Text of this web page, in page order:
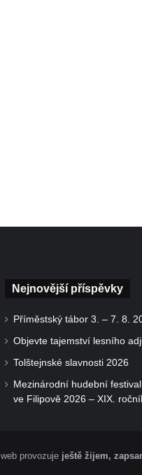
Nejnovější příspěvky
Příměstský tábor 3. – 7. 8.
Objevte tajemství lesního
Tolštejnské slavnosti 2026
Mezinárodní hudební
ve Filipově 2026 – XIX.
web provozuje ještě žijem,